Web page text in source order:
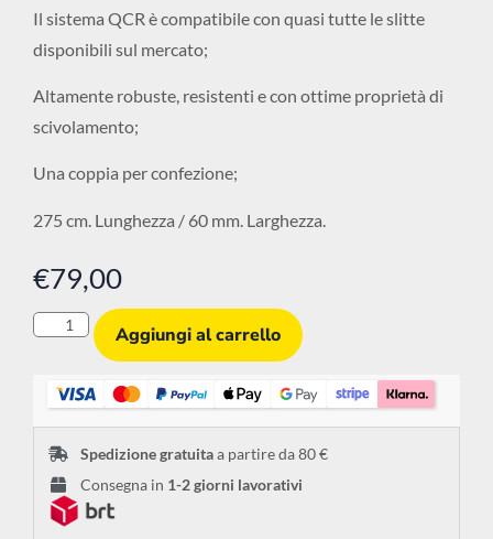
Il sistema QCR è compatibile con quasi tutte le slitte
disponibili sul mercato;
Altamente robuste, resistenti e con ottime proprietà di
scivolamento;
Una coppia per confezione;
275 cm. Lunghezza / 60 mm. Larghezza.
€79,00
Aggiungi al carrello
Spedizione gratuitaa partire da 80 €
Consegna in 1-2 giorni lavorativi